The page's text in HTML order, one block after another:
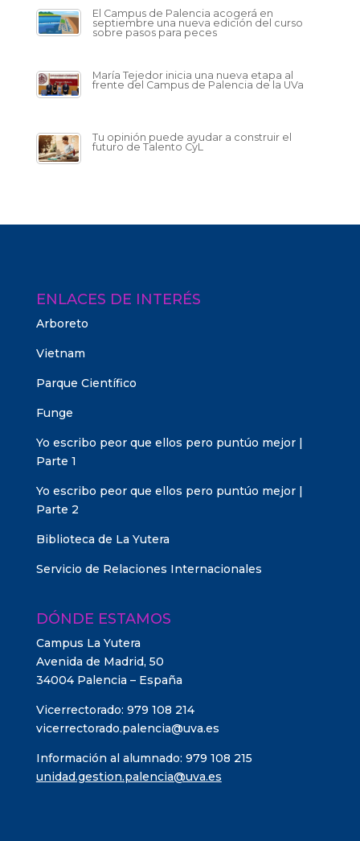
El Campus de Palencia acogerá en
septiembre una nueva edición del curso
sobre pasos para peces
María Tejedor inicia una nueva etapa al
frente del Campus de Palencia de la UVa
Tu opinión puede ayudar a construir el
futuro de Talento CyL
ENLACES DE INTERÉS
Arboreto
Vietnam
Parque Científico
Funge
Yo escribo peor que ellos pero puntúo mejor |
Parte 1
Yo escribo peor que ellos pero puntúo mejor |
Parte 2
Biblioteca de La Yutera
Servicio de Relaciones Internacionales
DÓNDE ESTAMOS
Campus La Yutera
Avenida de Madrid, 50
34004 Palencia – España
Vicerrectorado: 979 108 214
vicerrectorado.palencia@uva.es
Información al alumnado: 979 108 215
unidad.gestion.palencia@uva.es